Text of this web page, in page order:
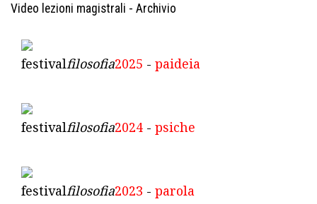
Video lezioni magistrali - Archivio
festivalfilosofia2025 - paideia
festivalfilosofia2024 - psiche
festivalfilosofia2023 - parola